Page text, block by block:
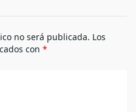
no será publicada. Los
con *